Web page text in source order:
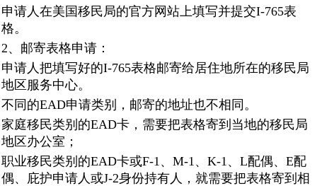
申请人在美国移民局的官方网站上填写并提交I-765表
格。
2、邮寄表格申请：
申请人把填写好的I-765表格邮寄给居住地所在的移民局
地区服务中心。
不同的EAD申请类别，邮寄的地址也不相同。
家庭移民类别的EAD卡，需要把表格寄到当地的移民局
地区办公室；
职业移民类别的EAD卡或F-1、M-1、K-1、L配偶、E配
偶、庇护申请人或J-2身份持有人，就需要把表格寄到相